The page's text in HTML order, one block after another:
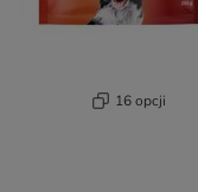
16 opcji